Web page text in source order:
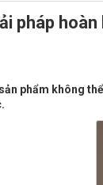
pháp
phẩm không